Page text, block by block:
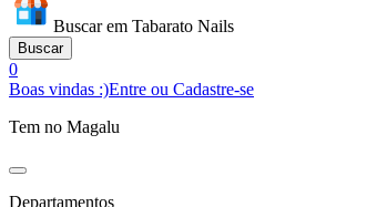
Buscar em Tabarato Nails
Buscar
0
Boas vindas :)Entre ou Cadastre-se
Tem no Magalu
Departamentos